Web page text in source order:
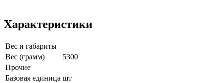
Характеристики
Вес и габариты
Вес (грамм)
5300
Прочие
Базовая единица шт